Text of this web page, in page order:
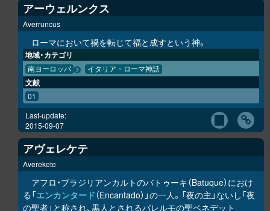
アーウェルンクス
Averruncus
ローマにおいて禍を転じて福と成すという神。
地域・カテゴリ
南ヨーロッパ イタリア・ローマ神話
文献
01
Last-update:
2015-09-07
アヴェレケテ
Averekete
アフロ・ブラジリアンカルトのバトゥーキ（Batuque）におけ
る「エンカンタード（Encantado）」の一人。「夜の主」ないし「夜
の聖者」と称され、黒人とされるパレルモの聖ベネデット